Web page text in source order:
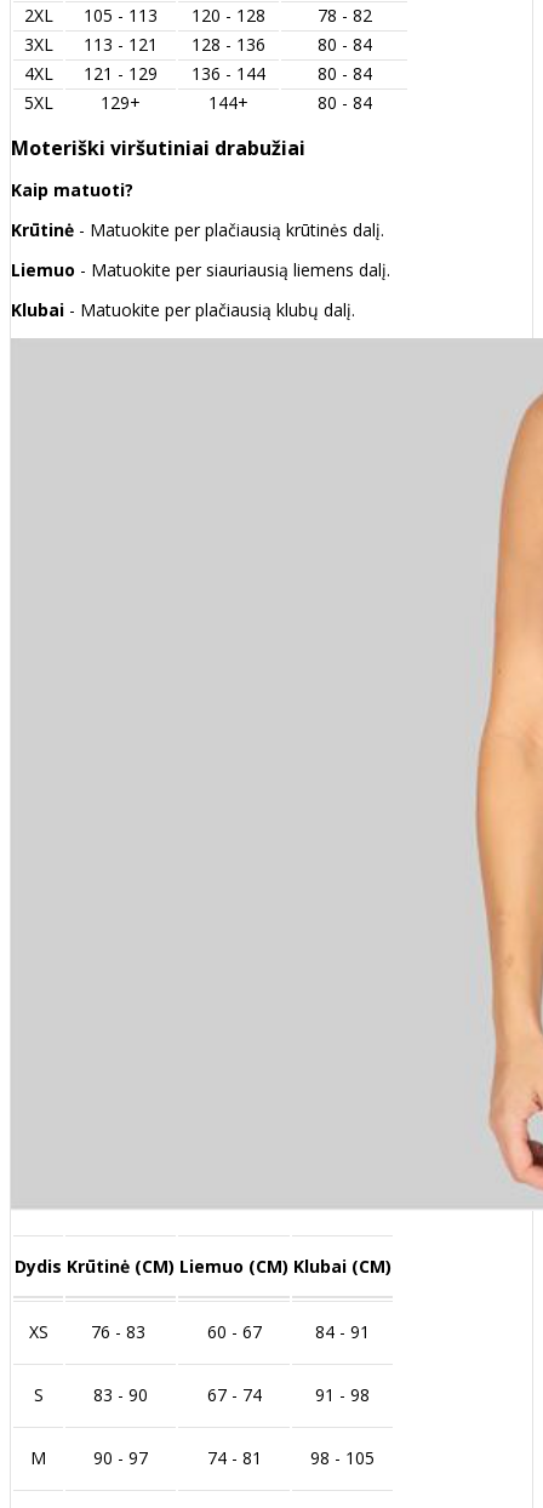
2XL
105 - 113 120 - 128
78 - 82
3XL
113 - 121 128 - 136
80 - 84
4XL
121 - 129 136 - 144
80 - 84
5XL
129+ 144+ 80 - 84
Moteriški viršutiniai drabužiai
Kaip matuoti?
Krūtinė - Matuokite per plačiausią krūtinės dalį.
Liemuo - Matuokite per siauriausią liemens dalį.
Klubai - Matuokite per plačiausią klubų dalį.
Dydis Krūtinė (CM) Liemuo (CM) Klubai (CM)
XS 76 - 83 60 - 67 84 - 91
S 83 - 90 67 - 74 91 - 98
M 90 - 97 74 - 81 98 - 105